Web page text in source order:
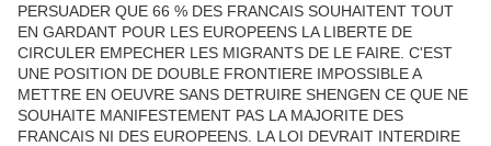
PERSUADER QUE 66 % DES FRANCAIS SOUHAITENT TOUT
EN GARDANT POUR LES EUROPEENS LA LIBERTE DE
CIRCULER EMPECHER LES MIGRANTS DE LE FAIRE. C'EST
UNE POSITION DE DOUBLE FRONTIERE IMPOSSIBLE A
METTRE EN OEUVRE SANS DETRUIRE SHENGEN CE QUE NE
SOUHAITE MANIFESTEMENT PAS LA MAJORITE DES
FRANCAIS NI DES EUROPEENS. LA LOI DEVRAIT INTERDIRE